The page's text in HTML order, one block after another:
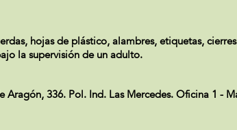
hojas de plástico, alambres, etiquetas,
la supervisión de un adulto.
Aragón, 336. Pol. Ind. Las Mercedes. Oficina 1 -